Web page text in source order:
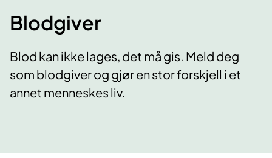
Blodgiver
Blod kan ikke lages, det må gis. Meld deg
som blodgiver og gjør en stor forskjell i et
annet menneskes liv.